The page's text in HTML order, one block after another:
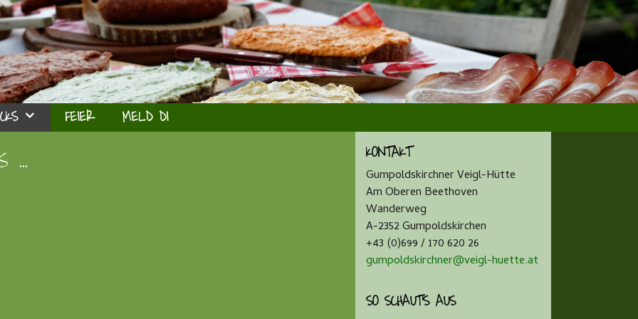
FEIER MELD DI
… KONTAKT
Gumpoldskirchner Veigl-Hütte
Am Oberen Beethoven
Wanderweg
A-2352 Gumpoldskirchen
+43 (0)699 / 170 620 26
gumpoldskirchner@veigl-huette.at
SO SCHAUT’S AUS